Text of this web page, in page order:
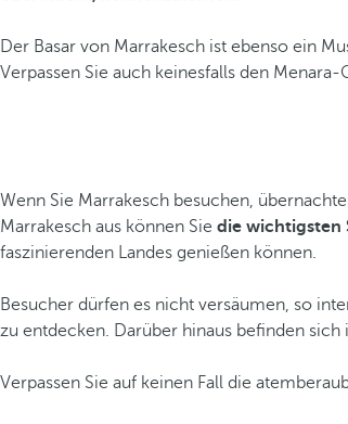
Der Basar von Marrakesch ist ebenso ein
Verpassen Sie auch keinesfalls den
Wenn Sie Marrakesch besuchen,
Marrakesch aus können Sie die wichtigsten
faszinierenden Landes genießen können.
Besucher dürfen es nicht versäumen, so
zu entdecken. Darüber hinaus befinden
Verpassen Sie auf keinen Fall die